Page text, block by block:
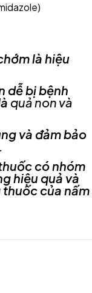
là hiệu
dễ bị bệnh
quả non và
và đảm bảo
có nhóm
hiệu quả và
thuốc của nấm